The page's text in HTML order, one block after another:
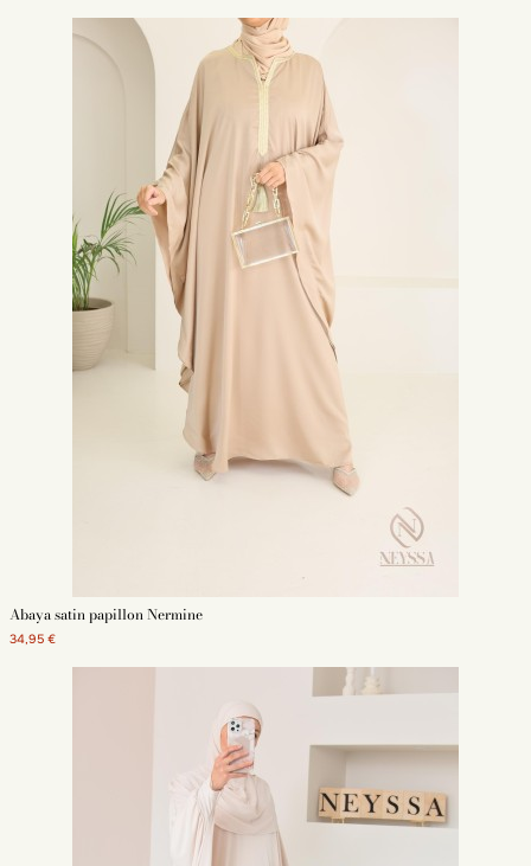
Abaya satin papillon Nermine
34,95 €